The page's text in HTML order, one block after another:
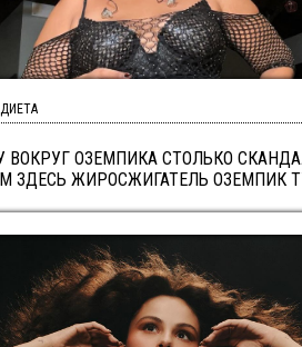
ВОКРУГ ОЗЕМПИКА СТОЛЬКО
ЗДЕСЬ ЖИРОСЖИГАТЕЛЬ ОЗЕМПИК